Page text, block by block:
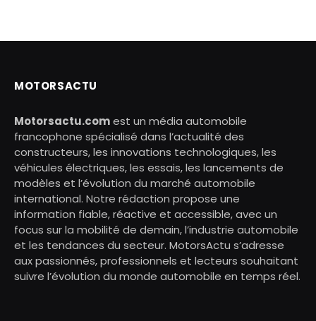
MOTORSACTU
Motorsactu.comest un média automobile
francophone spécialisé dans l’actualité des
constructeurs, les innovations technologiques, les
véhicules électriques, les essais, les lancements de
modèles et l’évolution du marché automobile
international. Notre rédaction propose une
information fiable, réactive et accessible, avec un
focus sur la mobilité de demain, l’industrie automobile
et les tendances du secteur. MotorsActu s’adresse
aux passionnés, professionnels et lecteurs souhaitant
suivre l’évolution du monde automobile en temps réel.